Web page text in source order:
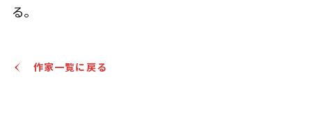
る。
作家一覧に戻る